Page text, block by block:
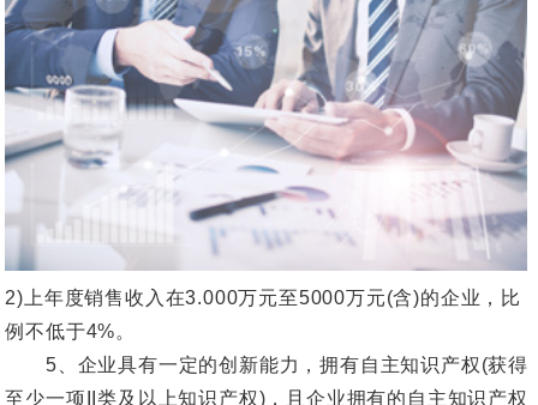
2)上年度销售收入在3.000万元至5000万元(含)的企业，比
例不低于4%。
5、企业具有一定的创新能力，拥有自主知识产权(获得
至少一项II类及以上知识产权)，且企业拥有的自主知识产权